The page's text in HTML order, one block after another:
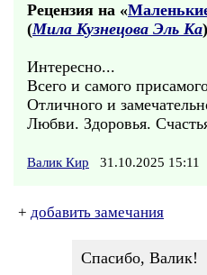
Рецензия на «
(Мила Кузнецова Эль Ка)
Интересно...
Всего и самого
Отличного и
Любви. Здоровья.
Валик Кир 31.10.2025 15:11
+ добавить замечания
Спасибо, Валик!